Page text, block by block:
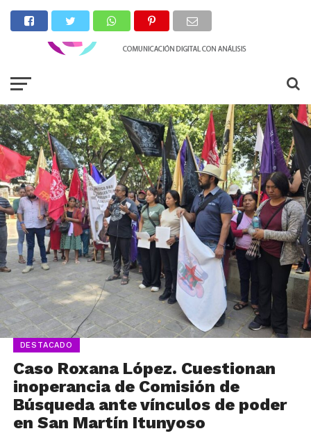
DESTACADO
Caso Roxana López. Cuestionan
inoperancia de Comisión de
Búsqueda ante vínculos de poder
en San Martín Itunyoso